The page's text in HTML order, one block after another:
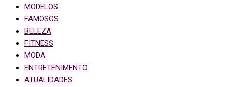
MODELOS
FAMOSOS
BELEZA
FITNESS
MODA
ENTRETENIMENTO
ATUALIDADES